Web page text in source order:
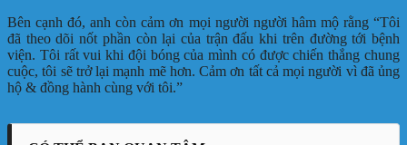
Bên cạnh đó, anh còn cảm ơn mọi người người hâm mộ rằng “Tôi
đã theo dõi nốt phần còn lại của trận đấu khi trên đường tới bệnh
viện. Tôi rất vui khi đội bóng của mình có được chiến thắng chung
cuộc, tôi sẽ trở lại mạnh mẽ hơn. Cảm ơn tất cả mọi người vì đã ủng
hộ & đồng hành cùng với tôi.”